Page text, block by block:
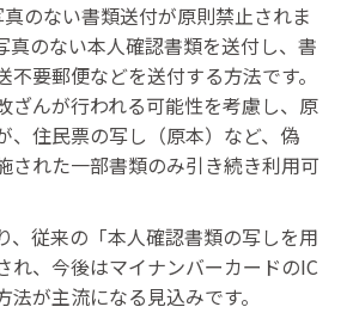
のない書類送付が原則禁止されま
真のない本人確認書類を送付し、書
不要郵便などを送付する方法です。
ざんが行われる可能性を考慮し、原
、住民票の写し（原本）など、偽
された一部書類のみ引き続き利用可
、従来の「本人確認書類の写しを用
れ、今後はマイナンバーカードのIC
が主流になる見込みです。